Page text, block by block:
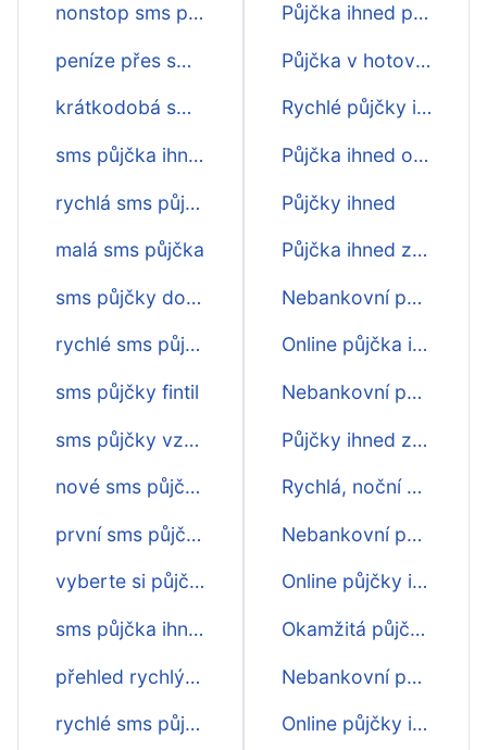
nonstop sms půjčky
peníze přes sms ihned na účtě
krátkodobá sms půjčka ihned
sms půjčka ihned na účet
rychlá sms půjčka ihned
malá sms půjčka
sms půjčky do výplaty
rychlé sms půjčky
sms půjčky fintil
sms půjčky vzum
nové sms půjčky
první sms půjčka zdarma
vyberte si půjčku přes sms
sms půjčka ihned na ruku
přehled rychlých půjček přes sms
rychlé sms půjčky před výplatou
Půjčka ihned peníze na účet
Půjčka v hotovosti ihned
Rychlé půjčky ihned
Půjčka ihned online
Půjčky ihned
Půjčka ihned zdarma
Nebankovní půjčka online ihned
Online půjčka ihned na účet
Nebankovní půjčky ihned zdarma
Půjčky ihned zdarma
Rychlá, noční půjčka ihned i v noci
Nebankovní půjčka ihned zdarma
Online půjčky ihned
Okamžitá půjčka ihned na účet
Nebankovní půjčky online ihned
Online půjčky ihned na účet